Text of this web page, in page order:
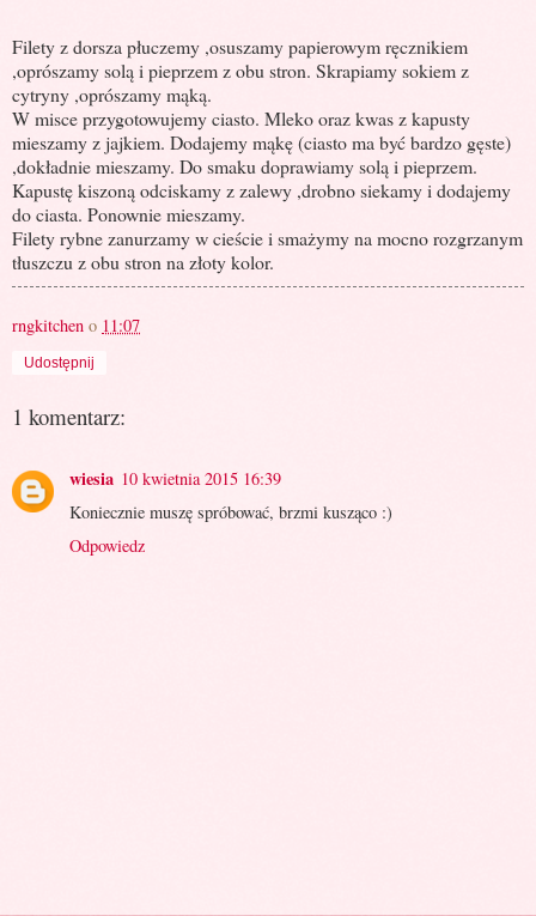
Filety z dorsza płuczemy ,osuszamy papierowym ręcznikiem
,oprószamy solą i pieprzem z obu stron. Skrapiamy sokiem z
cytryny ,oprószamy mąką.
W misce przygotowujemy ciasto. Mleko oraz kwas z kapusty
mieszamy z jajkiem. Dodajemy mąkę (ciasto ma być bardzo gęste)
,dokładnie mieszamy. Do smaku doprawiamy solą i pieprzem.
Kapustę kiszoną odciskamy z zalewy ,drobno siekamy i dodajemy
do ciasta. Ponownie mieszamy.
Filety rybne zanurzamy w cieście i smażymy na mocno rozgrzanym
tłuszczu z obu stron na złoty kolor.
rngkitchen o 11:07
Udostępnij
1 komentarz:
wiesia 10 kwietnia 2015 16:39
Koniecznie muszę spróbować, brzmi kusząco :)
Odpowiedz